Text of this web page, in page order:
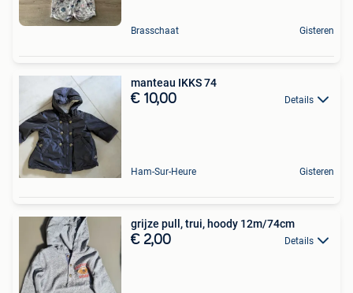
Brasschaat Gisteren
manteau IKKS 74
€ 10,00 Details
Ham-Sur-Heure Gisteren
grijze pull, trui, hoody 12m/74cm
€ 2,00 Details